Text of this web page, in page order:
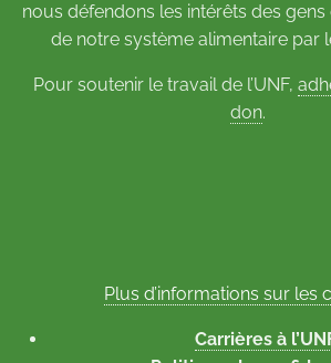
nous défendons les intérêts des
de notre système alimentaire par
Pour soutenir le travail de l’UNF,
don.
Plus d’informations sur les
Carrières à